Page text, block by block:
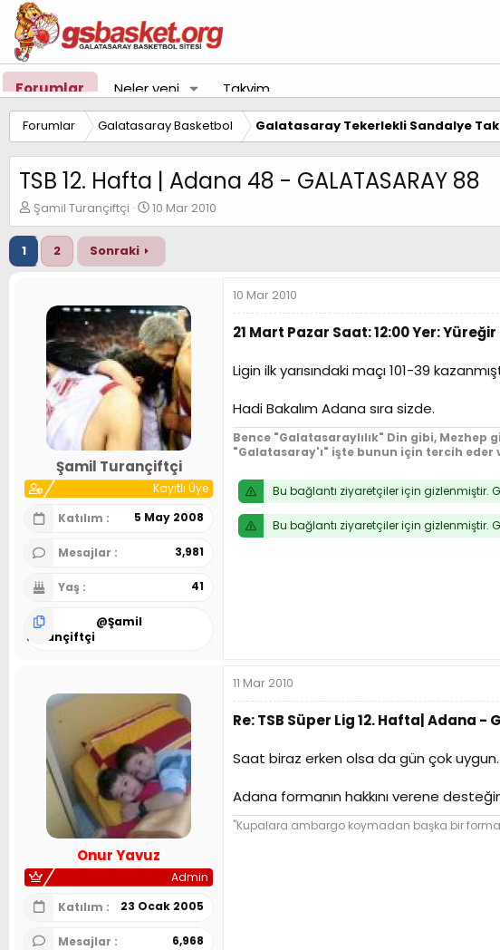
Forumlar Neler yeni Takvim
Forumlar Galatasaray Basketbol Galatasaray Tekerlekli Sandalye
TSB 12. Hafta | Adana 48 - GALATASARAY 88
K
o
n
u
y
Şamil Turançiftçi
B
a
ş
a
g
ı
ç
t
a
i
h
i
10 Mar 2010
1 2 Sonraki
Şamil Turançiftçi
Kayıtlı Üye
Katılım
5 May 2008
Mesajlar 3,981
Yaş 41
@Şamil
Turançiftçi
10 Mar 2010
21 Mart Pazar Saat: 12:00 Yer:
Ligin ilk yarısındaki maçı 101-39
Hadi Bakalım Adana sıra sizde.
Bence "Galatasaraylılık" Din gibi, Mezhep
"Galatasaray'ı" işte bunun için tercih eder
Bu bağlantı ziyaretçiler için gizlenmiştir.
Bu bağlantı ziyaretçiler için gizlenmiştir.
Onur Yavuz
Admin
Katılım
23 Ocak 2005
Mesajlar 6,968
11 Mar 2010
Re: TSB Süper Lig 12. Hafta| Adana -
Saat biraz erken olsa da gün çok uygun.
Adana formanın hakkını verene
"Kupalara ambargo koymadan başka bir